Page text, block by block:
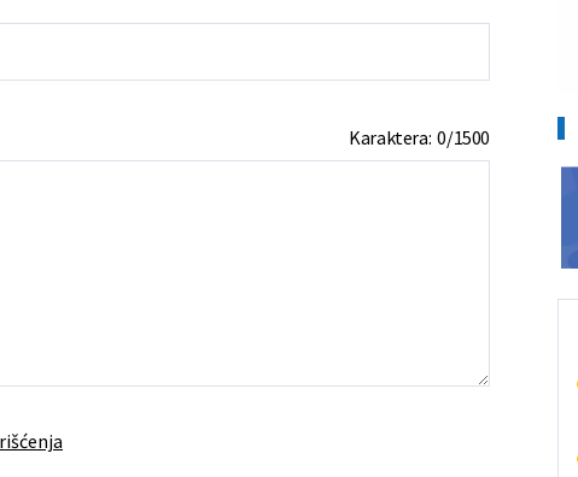
Karaktera:0/1500